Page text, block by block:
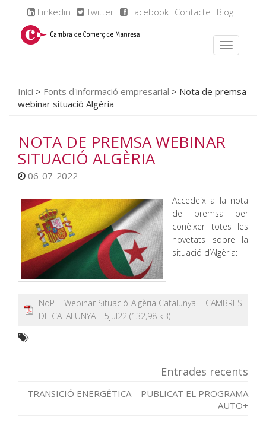
Linkedin Twitter Facebook Contacte Blog
Inici > Fonts d'informació empresarial > Nota de premsa
webinar situació Algèria
NOTA DE PREMSA WEBINAR
SITUACIÓ ALGÈRIA
06-07-2022
Accedeix a la nota
de premsa per
conèixer totes les
novetats sobre la
situació d’Algèria:
NdP – Webinar Situació Algèria Catalunya – CAMBRES
DE CATALUNYA – 5jul22
Entrades recents
TRANSICIÓ ENERGÈTICA – PUBLICAT EL PROGRAMA
AUTO+